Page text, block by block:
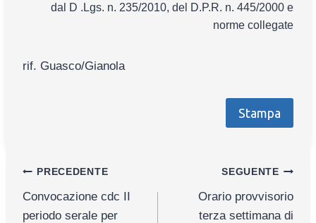
dal D .Lgs. n. 235/2010, del D.P.R. n. 445/2000 e
norme collegate
rif. Guasco/Gianola
Stampa
Navigazione
articoli
PRECEDENTE
Convocazione cdc II
periodo serale per
SEGUENTE
Orario provvisorio
terza settimana di